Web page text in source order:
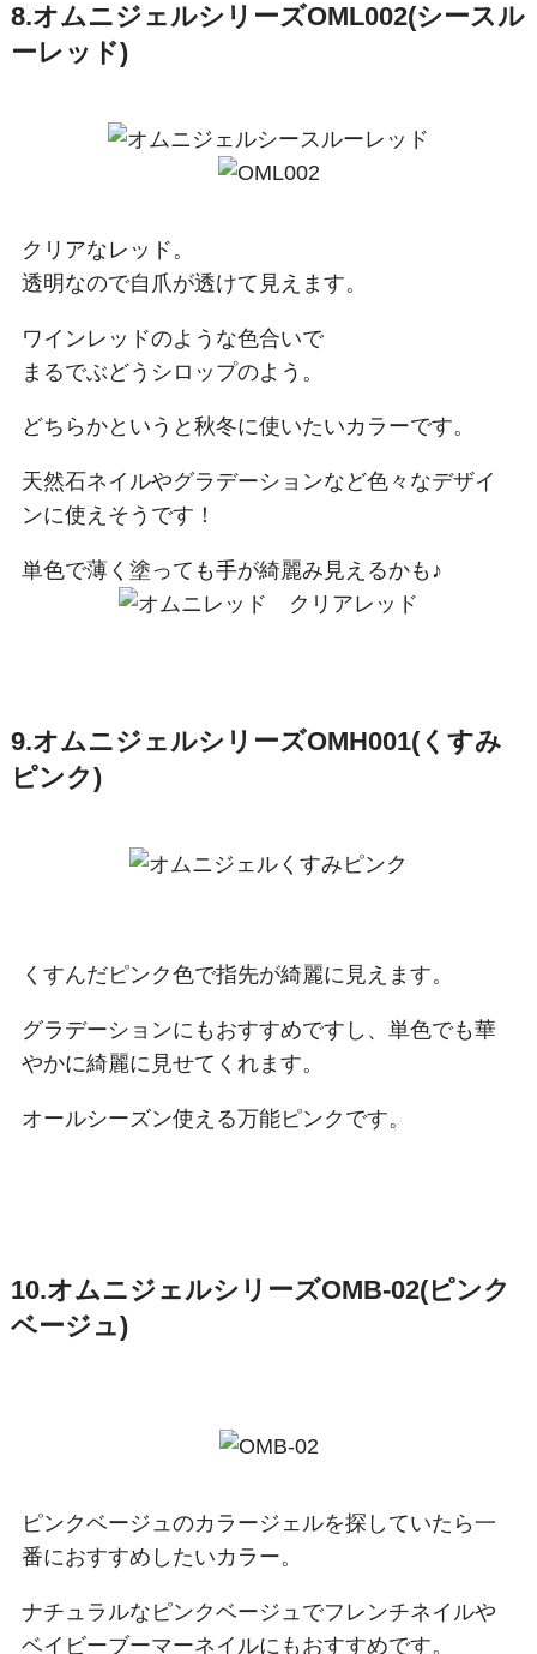
8.オムニジェルシリーズOML002(シースル
ーレッド)
クリアなレッド。
透明なので自爪が透けて見えます。
ワインレッドのような色合いで
まるでぶどうシロップのよう。
どちらかというと秋冬に使いたいカラーです。
天然石ネイルやグラデーションなど色々なデザイ
ンに使えそうです！
単色で薄く塗っても手が綺麗み見えるかも♪
9.オムニジェルシリーズOMH001(くすみ
ピンク)
くすんだピンク色で指先が綺麗に見えます。
グラデーションにもおすすめですし、単色でも華
やかに綺麗に見せてくれます。
オールシーズン使える万能ピンクです。
10.オムニジェルシリーズOMB-02(ピンク
ベージュ)
ピンクベージュのカラージェルを探していたら一
番におすすめしたいカラー。
ナチュラルなピンクベージュでフレンチネイルや
ベイビーブーマーネイルにもおすすめです。